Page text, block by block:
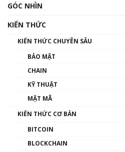
00:43:47
như thể nào?
GÓC NHÌN
KIẾN THỨC
KIẾN THỨC CHUYÊN SÂU
BẢO MẬT
CHAIN
KỸ THUẬT
MẬT MÃ
KIẾN THỨC CƠ BẢN
BITCOIN
BLOCKCHAIN